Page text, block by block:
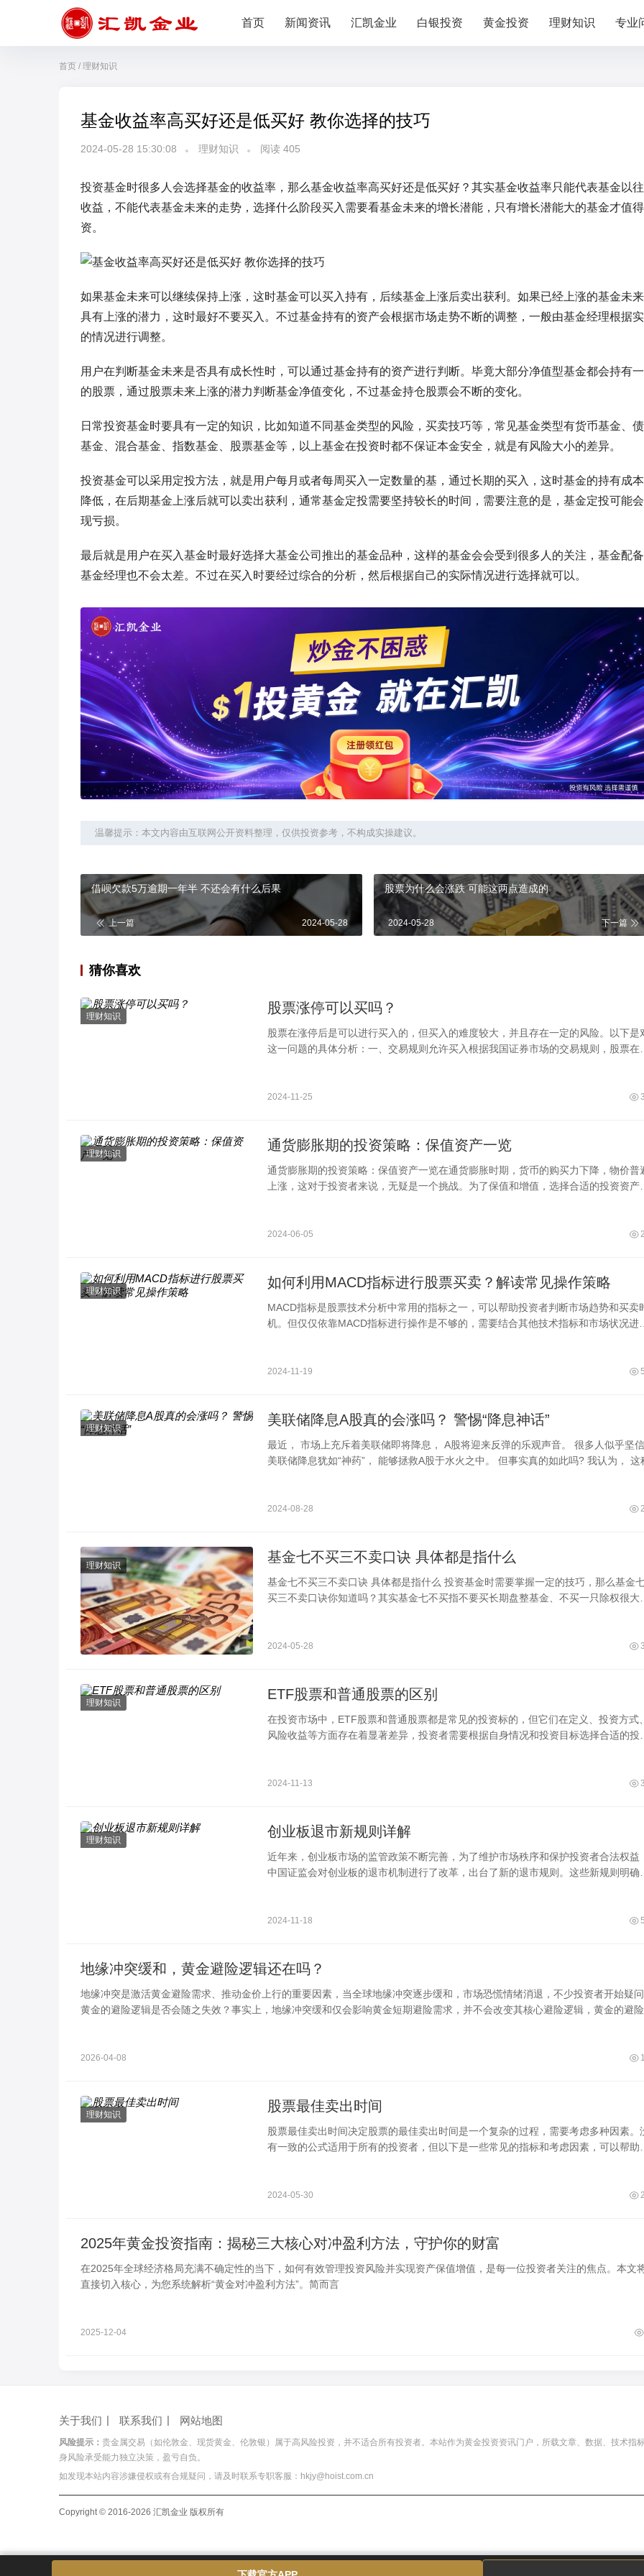
首页 新闻资讯 汇凯金业 白银投资 黄金投资 理财知识 专业
首页 / 理财知识
基金收益率高买好还是低买好 教你选择的技巧
2024-05-28 15:30:08 理财知识 阅读 405
投资基金时很多人会选择基金的收益率，那么基金收益率高买好还是低买好？其实基金收益率只能代表基金以
收益，不能代表基金未来的走势，选择什么阶段买入需要看基金未来的增长潜能，只有增长潜能大的基金才值
资。
如果基金未来可以继续保持上涨，这时基金可以买入持有，后续基金上涨后卖出获利。如果已经上涨的基金未
具有上涨的潜力，这时最好不要买入。不过基金持有的资产会根据市场走势不断的调整，一般由基金经理根据
的情况进行调整。
用户在判断基金未来是否具有成长性时，可以通过基金持有的资产进行判断。毕竟大部分净值型基金都会持有
的股票，通过股票未来上涨的潜力判断基金净值变化，不过基金持仓股票会不断的变化。
日常投资基金时要具有一定的知识，比如知道不同基金类型的风险，买卖技巧等，常见基金类型有货币基金、
基金、混合基金、指数基金、股票基金等，以上基金在投资时都不保证本金安全，就是有风险大小的差异。
投资基金可以采用定投方法，就是用户每月或者每周买入一定数量的基，通过长期的买入，这时基金的持有成
降低，在后期基金上涨后就可以卖出获利，通常基金定投需要坚持较长的时间，需要注意的是，基金定投可能
现亏损。
最后就是用户在买入基金时最好选择大基金公司推出的基金品种，这样的基金会会受到很多人的关注，基金配
基金经理也不会太差。不过在买入时要经过综合的分析，然后根据自己的实际情况进行选择就可以。
温馨提示：本文内容由互联网公开资料整理，仅供投资参考，不构成实操建议。
借呗欠款5万逾期一年半 不还会有什么后果
上一篇 2024-05-28
股票为什么会涨跌 可能这两点造成的
2024-05-28 下一篇
猜你喜欢
理财知识
股票涨停可以买吗？
股票在涨停后是可以进行买入的，但买入的难度较大，并且存在一定的风险。以下是
这一问题的具体分析：一、交易规则允许买入根据我国证券市场的交易规则，股票在涨
2024-11-25
理财知识
通货膨胀期的投资策略：保值资产一览
通货膨胀期的投资策略：保值资产一览在通货膨胀时期，货币的购买力下降，物价普
上涨，这对于投资者来说，无疑是一个挑战。为了保值和增值，选择合适的投资资产变
2024-06-05
理财知识
如何利用MACD指标进行股票买卖？解读常见操作策略
MACD指标是股票技术分析中常用的指标之一，可以帮助投资者判断市场趋势和买卖
机。但仅仅依靠MACD指标进行操作是不够的，需要结合其他技术指标和市场状况进行
2024-11-19
理财知识
美联储降息A股真的会涨吗？ 警惕“降息神话”
最近， 市场上充斥着美联储即将降息， A股将迎来反弹的乐观声音。 很多人似乎坚信
美联储降息犹如“神药”， 能够拯救A股于水火之中。 但事实真的如此吗? 我认为， 这
2024-08-28
理财知识
基金七不买三不卖口诀 具体都是指什么
基金七不买三不卖口诀 具体都是指什么 投资基金时需要掌握一定的技巧，那么基金七不
买三不卖口诀你知道吗？其实基金七不买指不要买长期盘整基金、不买一只除权很大的
2024-05-28
理财知识
ETF股票和普通股票的区别
在投资市场中，ETF股票和普通股票都是常见的投资标的，但它们在定义、投资方式、
风险收益等方面存在着显著差异，投资者需要根据自身情况和投资目标选择合适的投资
2024-11-13
理财知识
创业板退市新规则详解
近年来，创业板市场的监管政策不断完善，为了维护市场秩序和保护投资者合法权益
中国证监会对创业板的退市机制进行了改革，出台了新的退市规则。这些新规则明确了
2024-11-18
地缘冲突缓和，黄金避险逻辑还在吗？
地缘冲突是激活黄金避险需求、推动金价上行的重要因素，当全球地缘冲突逐步缓和，市场恐慌情绪消退，不少投资者开始疑问
黄金的避险逻辑是否会随之失效？事实上，地缘冲突缓和仅会影响黄金短期避险需求，并不会改变其核心避险逻辑，黄金的避险
2026-04-08
理财知识
股票最佳卖出时间
股票最佳卖出时间决定股票的最佳卖出时间是一个复杂的过程，需要考虑多种因素。
有一致的公式适用于所有的投资者，但以下是一些常见的指标和考虑因素，可以帮助投
2024-05-30
2025年黄金投资指南：揭秘三大核心对冲盈利方法，守护你的财富
在2025年全球经济格局充满不确定性的当下，如何有效管理投资风险并实现资产保值增值，是每一位投资者关注的焦点。本文
直接切入核心，为您系统解析“黄金对冲盈利方法”。简而言
2025-12-04
关于我们 联系我们 网站地图
风险提示： 贵金属交易（如伦敦金、现货黄金、伦敦银）属于高风险投资，并不适合所有投资者。本站作为黄金投资资讯门户，所载文章、数据、技术指
身风险承受能力独立决策，盈亏自负。
如发现本站内容涉嫌侵权或有合规疑问，请及时联系专职客服：hkjy@hoist.com.cn
Copyright © 2016-2026 汇凯金业 版权所有